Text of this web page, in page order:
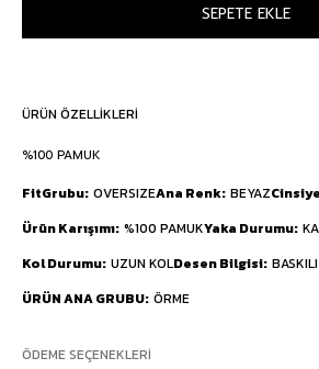
ÜRÜN ÖZELLIKLERI
%100 PAMUK
FitGrubu OVERSIZEAna Renk BEYAZ
Ürün Karışımı %100 PAMUKYaka Durumu
Kol Durumu UZUN KOLDesen Bilgisi BASKILI
ÜRÜN ANA GRUBU ÖRME
ÖDEME SEÇENEKLERI